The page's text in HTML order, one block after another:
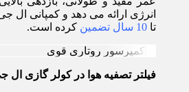
انرژی ارائه می دهد و کمپانی ال
تا 10 سال تضمین کرده است.
فیلتر تصفیه هوا در کولر گازی ال